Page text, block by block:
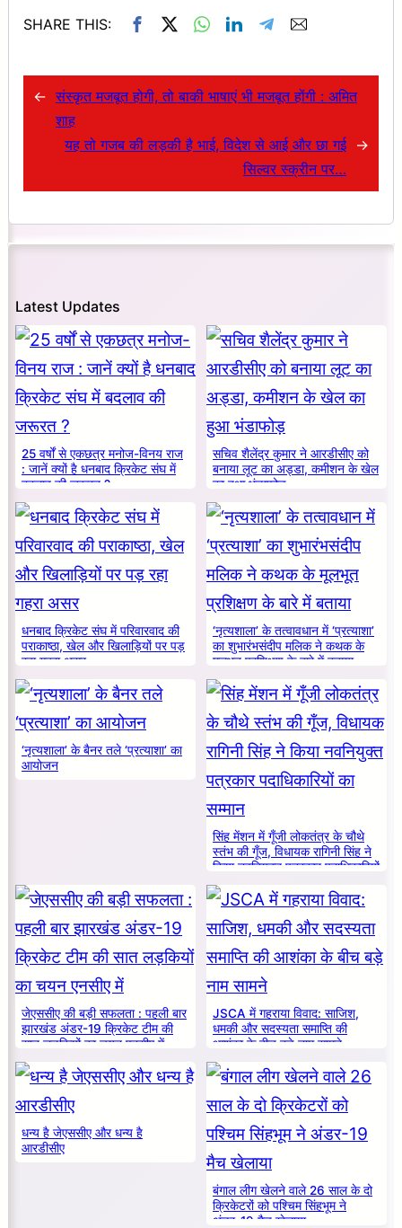
SHARE THIS:
← संस्कृत मजबूत होगी, तो बाकी भाषाएं भी मजबूत होंगी : अमित
शाह
यह तो गजब की लड़की है भाई, विदेश से आई और छा गई
सिल्वर स्क्रीन पर…
→
Latest Updates
25 वर्षों से एकछत्र मनोज-विनय राज
: जानें क्यों है धनबाद क्रिकेट संघ में
बदलाव की जरूरत ?
सचिव शैलेंद्र कुमार ने आरडीसीए को
बनाया लूट का अड्डा, कमीशन के खेल
का हुआ भंडाफोड़
धनबाद क्रिकेट संघ में परिवारवाद की
पराकाष्ठा, खेल और खिलाड़ियों पर पड़
रहा गहरा असर
‘नृत्यशाला’ के तत्वावधान में ‘प्रत्याशा’
का शुभारंभसंदीप मलिक ने कथक के
मूलभूत प्रशिक्षण के बारे में बताया
‘नृत्यशाला’ के बैनर तले ‘प्रत्याशा’ का
आयोजन
सिंह मेंशन में गूँजी लोकतंत्र के चौथे
स्तंभ की गूँज, विधायक रागिनी सिंह ने
किया नवनियुक्त पत्रकार पदाधिकारियों
का सम्मान
जेएससीए की बड़ी सफलता : पहली बार
झारखंड अंडर-19 क्रिकेट टीम की
सात लड़कियों का चयन एनसीए में
JSCA में गहराया विवाद: साजिश,
धमकी और सदस्यता समाप्ति की
आशंका के बीच बड़े नाम सामने
धन्य है जेएससीए और धन्य है
आरडीसीए
बंगाल लीग खेलने वाले 26 साल के दो
क्रिकेटरों को पश्चिम सिंहभूम ने
अंडर-19 मैच खेलाया